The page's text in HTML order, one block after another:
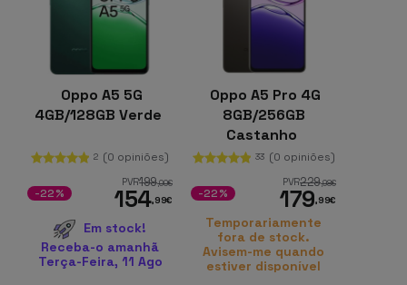
Oppo A5 5G
4GB/128GB Verde
2 (0 opiniões)
PVR199,00€
154,99€
-22%
Em stock!
Receba-o amanhã
Terça-Feira, 11 Ago
Oppo A5 Pro 4G
8GB/256GB
Castanho
33 (0 opiniões)
PVR229,98€
179,99€
-22%
Temporariamente
fora de stock.
Avisem-me quando
estiver disponível